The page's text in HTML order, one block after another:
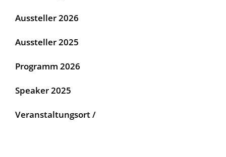
Aussteller 2026
Aussteller 2025
Programm 2026
Speaker 2025
Veranstaltungsort /